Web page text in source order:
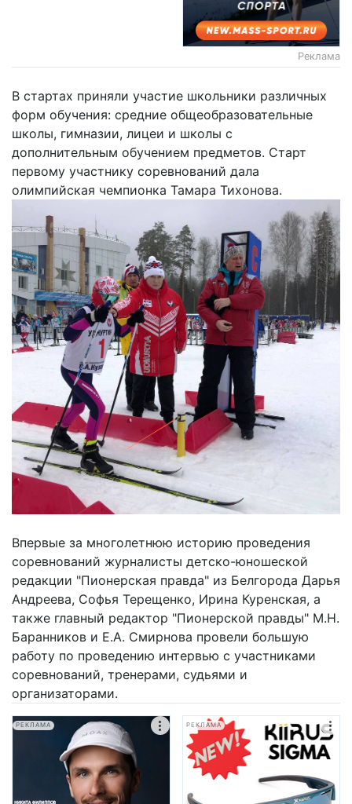
Реклама
В стартах приняли участие школьники различных
форм обучения: средние общеобразовательные
школы, гимназии, лицеи и школы с
дополнительным обучением предметов. Старт
первому участнику соревнований дала
олимпийская чемпионка Тамара Тихонова.
Впервые за многолетнюю историю проведения
соревнований журналисты детско-юношеской
редакции "Пионерская правда" из Белгорода Дарья
Андреева, Софья Терещенко, Ирина Куренская, а
также главный редактор "Пионерской правды" М.Н.
Баранников и Е.А. Смирнова провели большую
работу по проведению интервью с участниками
соревнований, тренерами, судьями и
организаторами.
РЕКЛАМА РЕКЛАМА